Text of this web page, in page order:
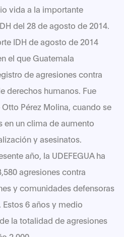
vida a la importante
del 28 de agosto de 2014.
IDH de agosto de 2014
el que Guatemala
de agresiones contra
derechos humanos. Fue
Pérez Molina, cuando se
en un clima de aumento
y asesinatos.
año, la UDEFEGUA ha
agresiones contra
y comunidades defensoras
6 años y medio
la totalidad de agresiones